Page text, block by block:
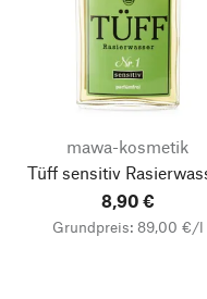
mawa-kosmetik
Tüff sensitiv
8,90 €
Grundpreis: 89,00 €/l